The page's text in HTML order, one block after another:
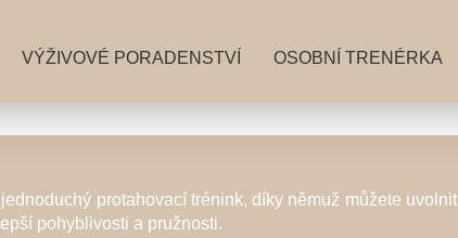
VÝŽIVOVÉ PORADENSTVÍ OSOBNÍ TRENÉRKA
protahovací trénink, díky němuž můžete uvolnit
pohyblivosti a pružnosti.